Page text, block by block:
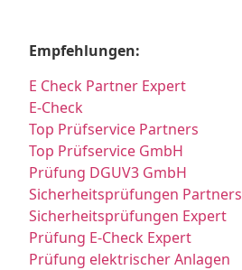
Empfehlungen:
E Check Partner Expert
E-Check
Top Prüfservice Partners
Top Prüfservice GmbH
Prüfung DGUV3 GmbH
Sicherheitsprüfungen Partners
Sicherheitsprüfungen Expert
Prüfung E-Check Expert
Prüfung elektrischer Anlagen